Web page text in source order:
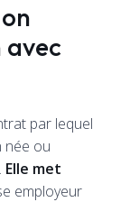
par lequel
née ou
Elle met
employeur